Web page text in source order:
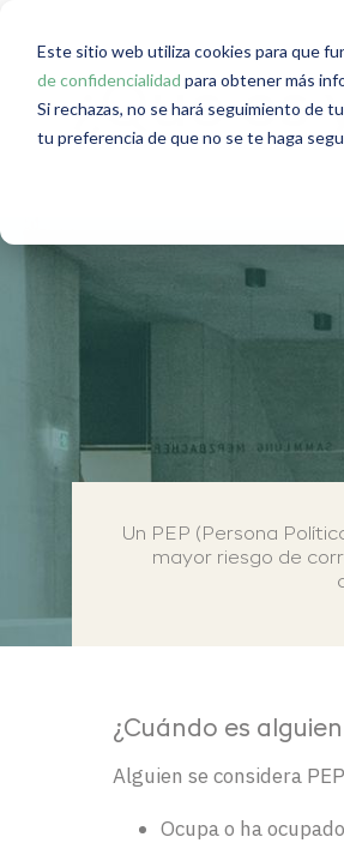
Este sitio web utiliza cookies para que
de confidencialidad para obtener más
Si rechazas, no se hará seguimiento de
tu preferencia de que no se te haga
¿Qué es
Un PEP (Persona
mayor riesgo de
¿Cuándo es alguien
Alguien se considera
Ocupa o ha